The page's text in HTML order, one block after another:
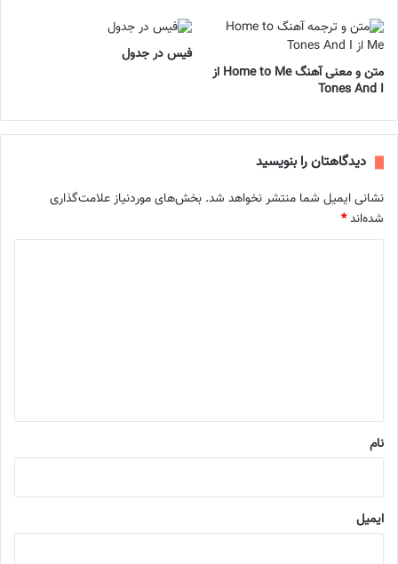
متن و معنی آهنگ Home to Me از
Tones And I
فیس در جدول
دیدگاهتان را بنویسید
نشانی ایمیل شما منتشر نخواهد شد. بخش‌های موردنیاز علامت‌گذاری
شده‌اند*
نام
ایمیل